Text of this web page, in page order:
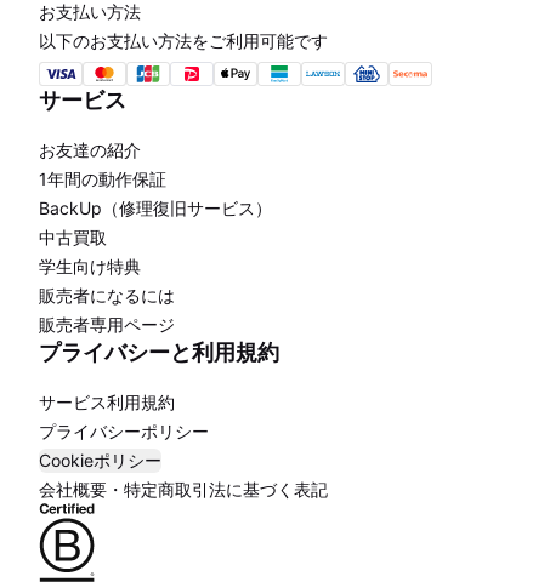
お支払い方法
以下のお支払い方法をご利用可能です
サービス
お友達の紹介
1年間の動作保証
BackUp（修理復旧サービス）
中古買取
学生向け特典
販売者になるには
販売者専用ページ
プライバシーと利用規約
サービス利用規約
プライバシーポリシー
Cookieポリシー
会社概要・特定商取引法に基づく表記